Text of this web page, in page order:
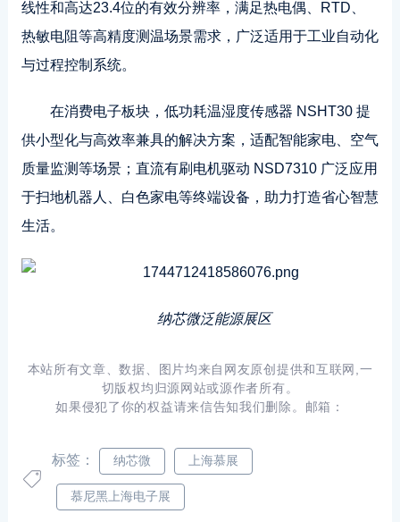
线性和高达23.4位的有效分辨率，满足热电偶、RTD、
热敏电阻等高精度测温场景需求，广泛适用于工业自动化
与过程控制系统。
在消费电子板块，低功耗温湿度传感器 NSHT30 提
供小型化与高效率兼具的解决方案，适配智能家电、空气
质量监测等场景；直流有刷电机驱动 NSD7310 广泛应用
于扫地机器人、白色家电等终端设备，助力打造省心智慧
生活。
纳芯微泛能源展区
本站所有文章、数据、图片均来自网友原创提供和互联网,一
切版权均归源网站或源作者所有。
如果侵犯了你的权益请来信告知我们删除。邮箱：
标签： 纳芯微 上海慕展
慕尼黑上海电子展